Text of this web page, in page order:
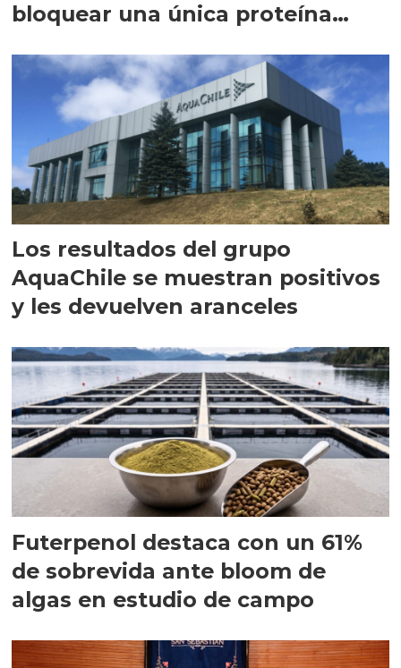
bloquear una única proteína
Los resultados del grupo
AquaChile se muestran positivos
y les devuelven aranceles
Futerpenol destaca con un 61%
de sobrevida ante bloom de
algas en estudio de campo